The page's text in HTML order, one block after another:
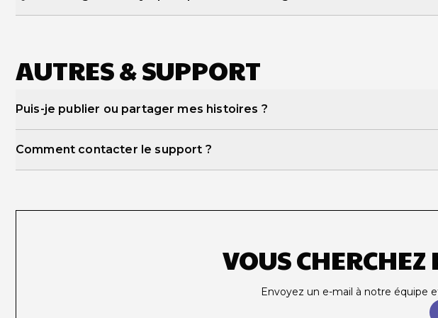
AUTRES & SUPPORT
Puis-je publier ou partager mes histoires ?
Comment contacter le support ?
VOUS CHERCHEZ
Envoyez un e-mail à notre équipe